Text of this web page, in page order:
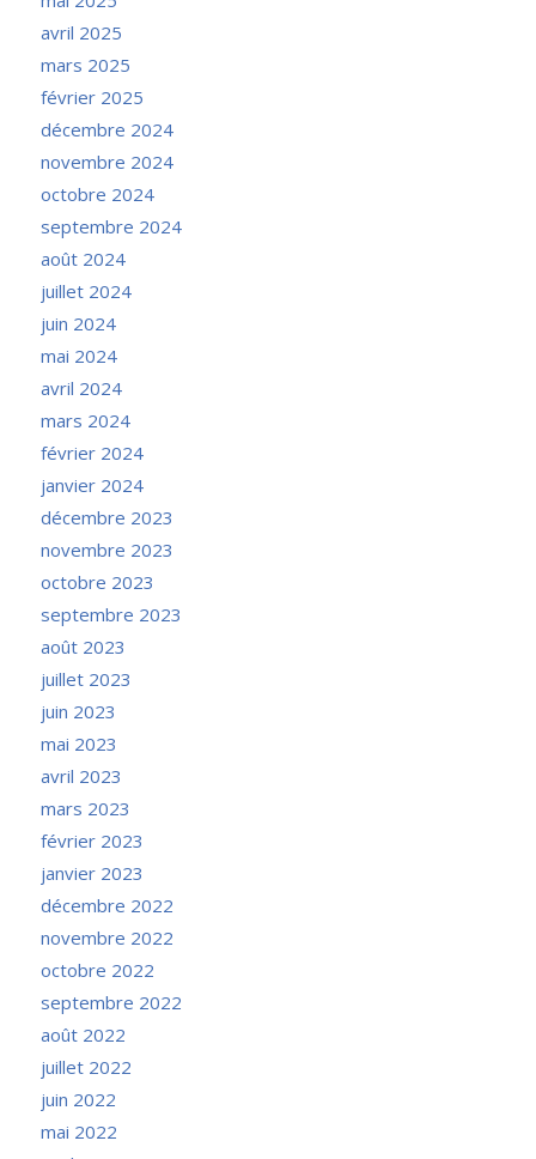
avril 2025
mars 2025
février 2025
décembre 2024
novembre 2024
octobre 2024
septembre 2024
août 2024
juillet 2024
juin 2024
mai 2024
avril 2024
mars 2024
février 2024
janvier 2024
décembre 2023
novembre 2023
octobre 2023
septembre 2023
août 2023
juillet 2023
juin 2023
mai 2023
avril 2023
mars 2023
février 2023
janvier 2023
décembre 2022
novembre 2022
octobre 2022
septembre 2022
août 2022
juillet 2022
juin 2022
mai 2022